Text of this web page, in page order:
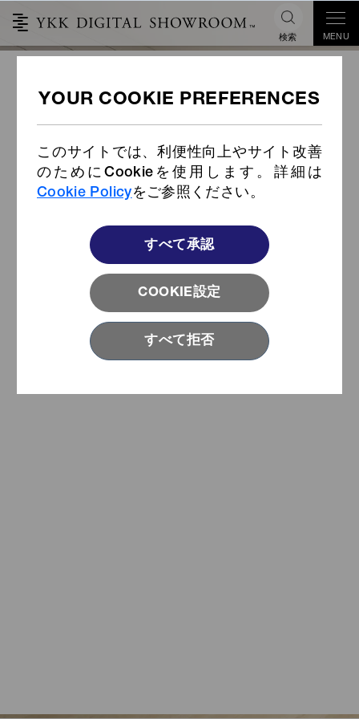
このサイトでは、利便性向上やサイト改善
のためにCookieを使用します。詳細は
Cookie Policyをご参照ください。
COOKIE設定
すべて承認
すべて拒否
検索 MENU